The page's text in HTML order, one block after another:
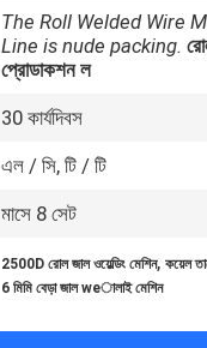
The Roll Welded Wire
Line is nude packing.
প্রোডাকশন ল
30 কার্যদিবস
এল / সি, টি / টি
মাসে 8 সেট
2500D রোল জাল ওয়েল্ডিং মেশিন,কয়েল
6 মিমি বেড়া জাল weালাই মেশিন